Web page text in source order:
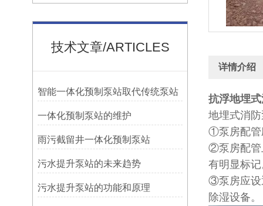
技术文章/ARTICLES
智能一体化预制泵站取代传统泵站
一体化预制泵站的维护
雨污截留井一体化预制泵站
污水提升泵站的未来趋势
污水提升泵站的功能和原理
详情介绍
抗浮地埋
地埋式消
①泵房配管
②泵房配管
有明显标
③泵房应设
除湿设备。